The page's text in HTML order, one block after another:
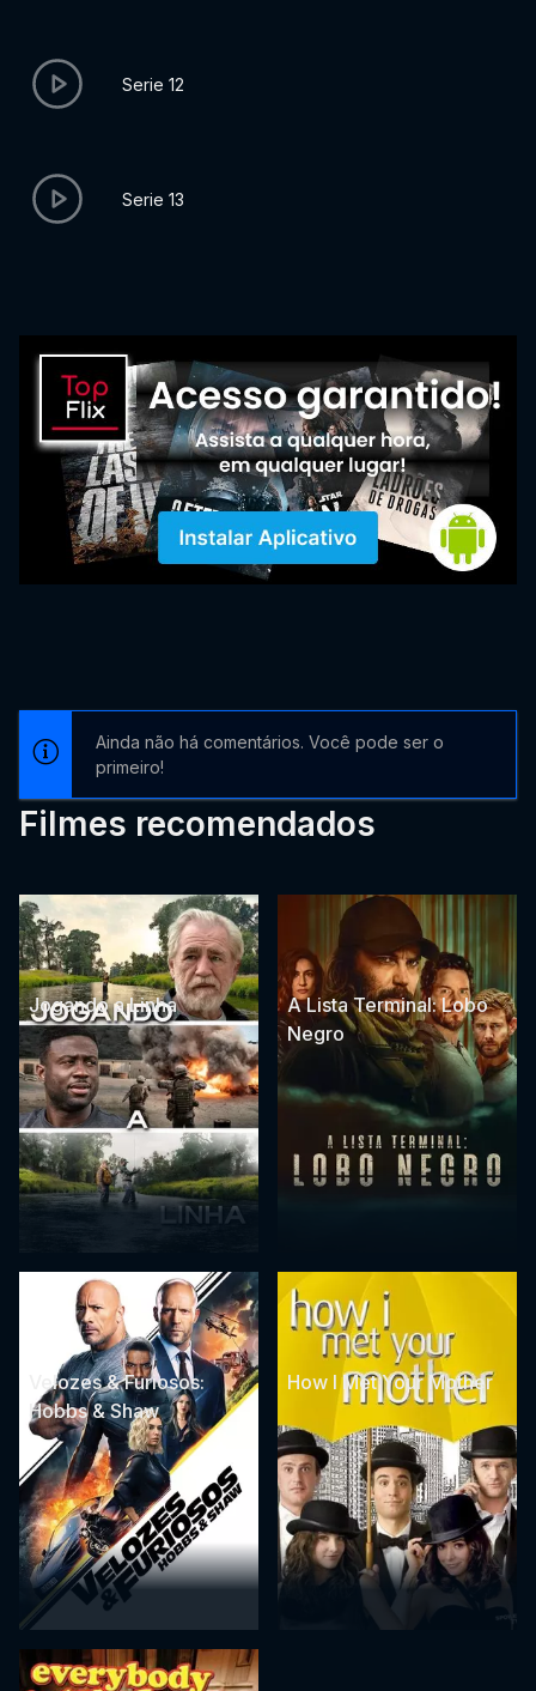
Serie 12
Serie 13
Ainda não há comentários. Você pode ser o
primeiro!
Filmes recomendados
Jogando a Linha
A Lista Terminal: Lobo
Negro
Velozes & Furiosos:
Hobbs & Shaw
How I Met Your Mother